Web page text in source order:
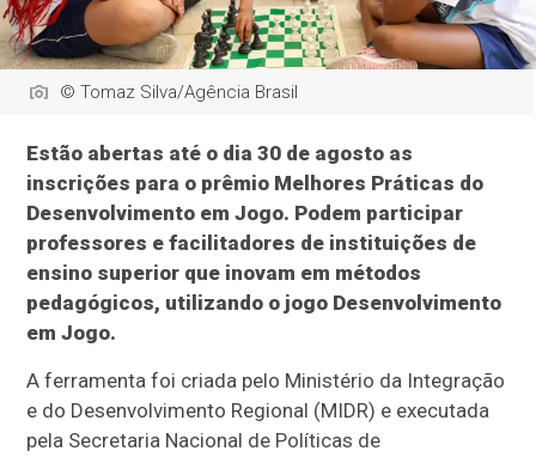
© Tomaz Silva/Agência Brasil
Estão abertas até o dia 30 de agosto as
inscrições para o prêmio Melhores Práticas do
Desenvolvimento em Jogo. Podem participar
professores e facilitadores de instituições de
ensino superior que inovam em métodos
pedagógicos, utilizando o jogo Desenvolvimento
em Jogo.
A ferramenta foi criada pelo Ministério da Integração
e do Desenvolvimento Regional (MIDR) e executada
pela Secretaria Nacional de Políticas de